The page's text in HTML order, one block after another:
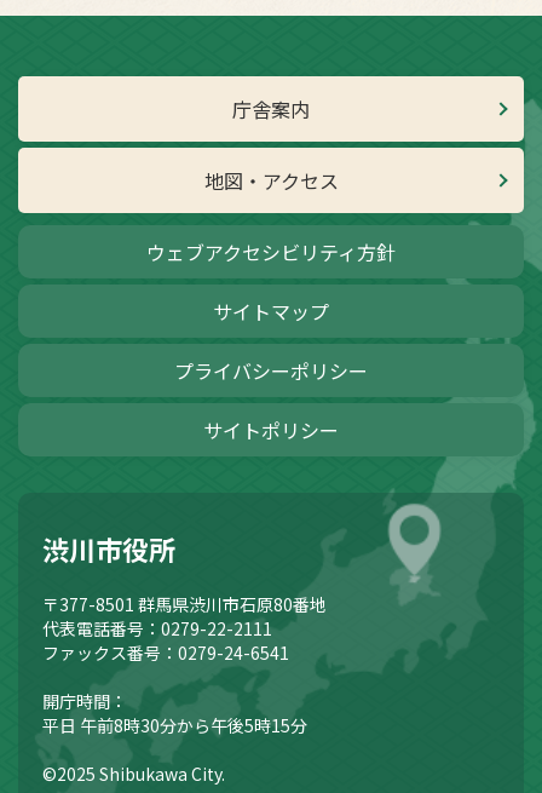
庁舎案内
地図・アクセス
ウェブアクセシビリティ方針
サイトマップ
プライバシーポリシー
サイトポリシー
渋川市役所
〒377-8501 群馬県渋川市石原80番地
代表電話番号：0279-22-2111
ファックス番号：0279-24-6541
開庁時間：
平日 午前8時30分から午後5時15分
©2025 Shibukawa City.